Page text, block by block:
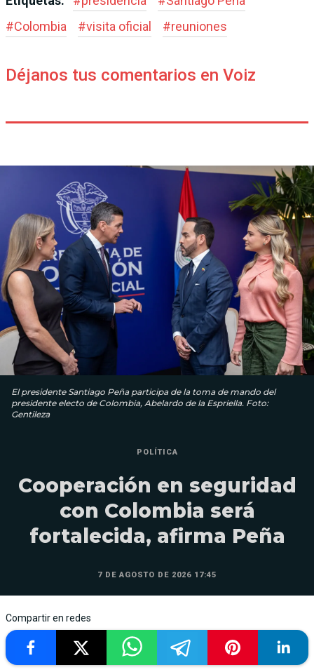
#Colombia #visita oficial #reuniones
Déjanos tus comentarios en Voiz
El presidente Santiago Peña participa de la toma de mando del
presidente electo de Colombia, Abelardo de la Espriella. Foto:
Gentileza
POLÍTICA
Cooperación en seguridad
con Colombia será
fortalecida, afirma Peña
7 DE AGOSTO DE 2026 17:45
Compartir en redes